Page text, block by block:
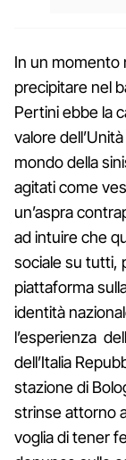
In un momento
precipitare nel
Pertini ebbe la
valore
mondo della
agitati come
un’aspra
ad intuire che
sociale su tutti,
piattaforma
identità
l’esperienza
dell’Italia
stazione di
strinse attorno
voglia di tener